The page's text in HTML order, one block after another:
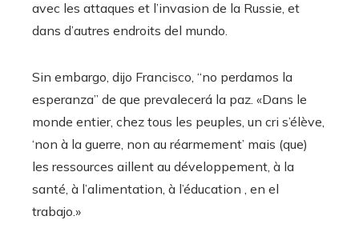
avec les attaques et l’invasion de la Russie, et
dans d’autres endroits del mundo.
Sin embargo, dijo Francisco, “no perdamos la
esperanza” de que prevalecerá la paz. «Dans le
monde entier, chez tous les peuples, un cri s’élève,
‘non à la guerre, non au réarmement’ mais (que)
les ressources aillent au développement, à la
santé, à l’alimentation, à l’éducation , en el
trabajo.»